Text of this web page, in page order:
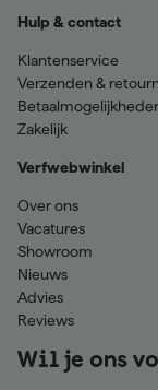
Hulp & contact
Klantenservice
Verzenden &
Zakelijk
Verfwebwinkel
Over ons
Vacatures
Showroom
Nieuws
Advies
Reviews
Wil je ons